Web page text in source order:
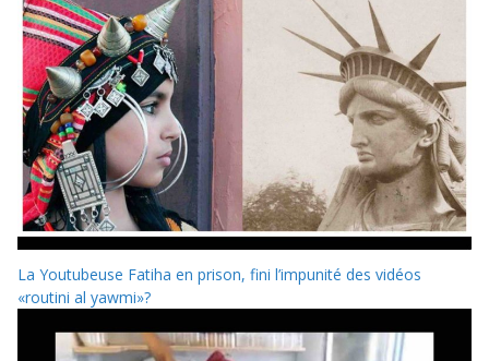
La Youtubeuse Fatiha en prison, fini l’impunité des vidéos
«routini al yawmi»?